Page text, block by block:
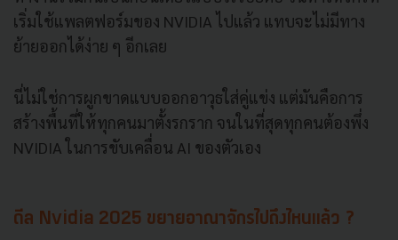
เริ่มใช้แพลตฟอร์มของ NVIDIA ไปแล้ว แทบจะไม่มีทาง
ย้ายออกได้ง่าย ๆ อีกเลย
นี่ไม่ใช่การผูกขาดแบบออกอาวุธใส่คู่แข่ง แต่มันคือการ
สร้างพื้นที่ให้ทุกคนมาตั้งรกราก จนในที่สุดทุกคนต้องพึ่ง
NVIDIA ในการขับเคลื่อน AI ของตัวเอง
ดีล Nvidia 2025 ขยายอาณาจักรไปถึงไหนแล้ว ?